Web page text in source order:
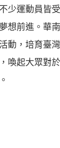
少運動員皆受
想前進。華南
動，培育臺灣
喚起大眾對於